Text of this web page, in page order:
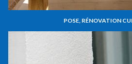
POSE, RÉNOVATION